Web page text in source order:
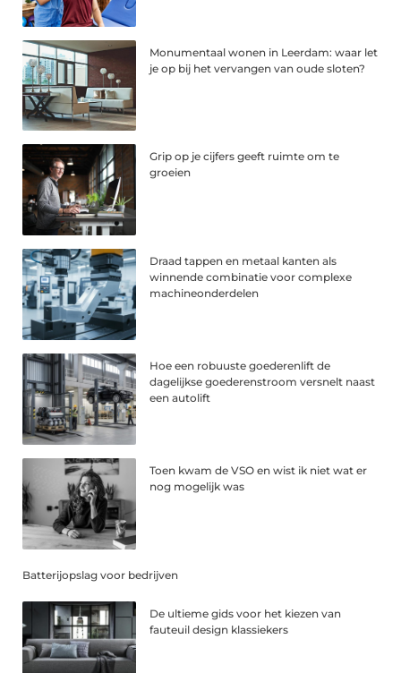
Monumentaal wonen in Leerdam: waar let
je op bij het vervangen van oude sloten?
Grip op je cijfers geeft ruimte om te
groeien
Draad tappen en metaal kanten als
winnende combinatie voor complexe
machineonderdelen
Hoe een robuuste goederenlift de
dagelijkse goederenstroom versnelt naast
een autolift
Toen kwam de VSO en wist ik niet wat er
nog mogelijk was
Batterijopslag voor bedrijven
De ultieme gids voor het kiezen van
fauteuil design klassiekers